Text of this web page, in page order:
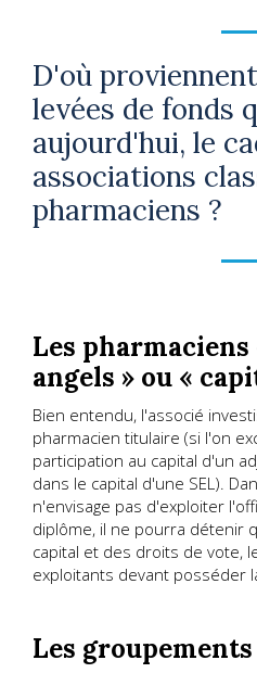
D'où
levées de fonds
aujourd'hui, le
associations
pharmaciens ?
Les pharmaciens
angels » ou «
Bien entendu, l'associé
pharmacien titulaire (si l'on
participation au capital d'un
dans le capital d'une SEL).
n'envisage pas d'exploiter
diplôme, il ne pourra détenir
capital et des droits de vote,
exploitants devant posséder
Les groupements